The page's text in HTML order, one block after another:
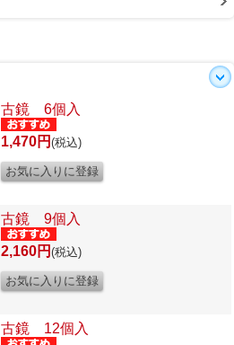
古鏡 6個入
1,470円 (税込)
古鏡 9個入
2,160円 (税込)
古鏡 12個入